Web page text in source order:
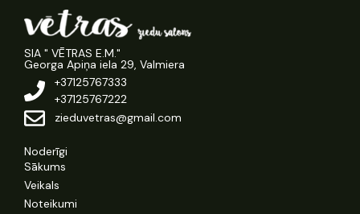
SIA " VĒTRAS E.M."
Georga Apiņa iela 29, Valmiera
+37125767333
+37125767222
zieduvetras@gmail.com
Noderīgi
Sākums
Veikals
Noteikumi